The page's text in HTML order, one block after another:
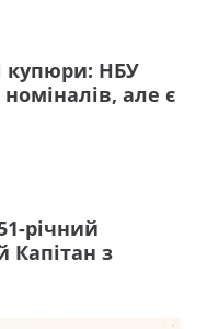
купюри: НБУ
але є
річний
Капітан з